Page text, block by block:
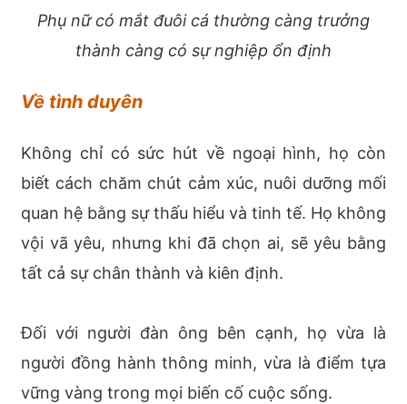
Phụ nữ có mắt đuôi cá thường càng trưởng
thành càng có sự nghiệp ổn định
Về tình duyên
Không chỉ có sức hút về ngoại hình, họ còn
biết cách chăm chút cảm xúc, nuôi dưỡng mối
quan hệ bằng sự thấu hiểu và tinh tế. Họ không
vội vã yêu, nhưng khi đã chọn ai, sẽ yêu bằng
tất cả sự chân thành và kiên định.
Đối với người đàn ông bên cạnh, họ vừa là
người đồng hành thông minh, vừa là điểm tựa
vững vàng trong mọi biến cố cuộc sống.